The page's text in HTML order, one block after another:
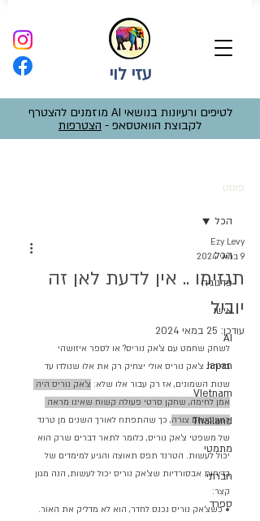
עזי לוי
לטיפים ורעיונות בנושאי AI מוזמנים להצטרף
לקבוצת הוואטסאפ - הצטרפות
פוסט
הכל
פדגוגיה
אישי
AI
Japan
VIetnam
Thailand
מתמטי
חברתי
ספרד
הכל
תגזימו .. אין לדעת לאן זה
יוביל
Ezy Levy
9 במאי 2024
עודכן: 25 במאי 2024
לשחק שחמט עם צ'אק נוריס? או לספר איזושהי
בדיחת צ'אק נוריס אולי יצחיק רק את אלו שנולדו עד
שנות השמונים, אז רק עבור אלו שלא: צ'אק נוריס היה
אמן לחימה, שחקן סרטי פעולה קשוח שאינו מראה
רגש בשום צורה, כך שהתפתח לאורך השנים מן טרנד
של משפטי צ'אק נוריס, כלומר לתאר דברים שרק הוא
יכול לעשות. הטרנד תפס תאוצה והגיע למימדים של
בדיחות אבסורדיות שצ'אק נוריס יכול לעשות, הנה מגון
קצר:
• כשצ'אק נוריס נכנס לחדר, הוא לא מדליק את האור.